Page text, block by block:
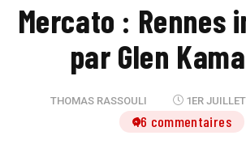
Mercato : Rennes
par Glen
THOMAS RASSOULI 1ER
16 commentaires